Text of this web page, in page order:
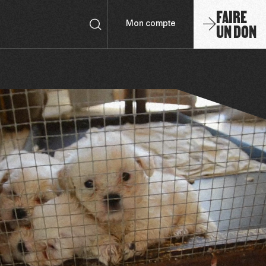
Mon compte FAIRE
UN DON